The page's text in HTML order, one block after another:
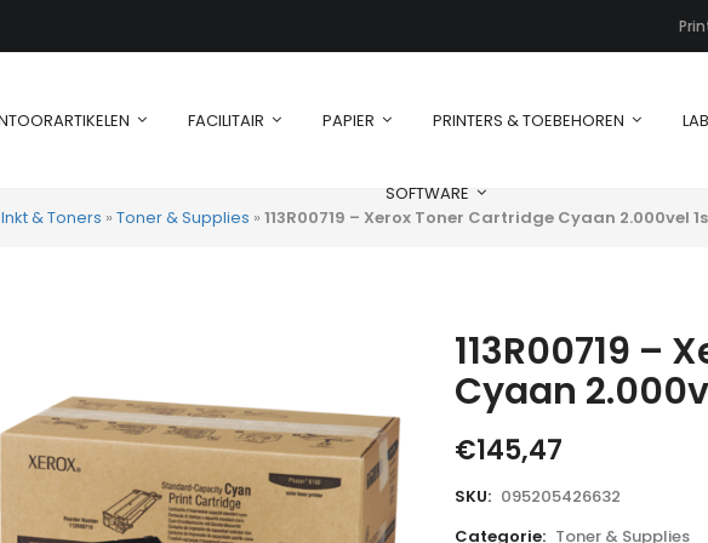
FACILITAIR PAPIER PRINTERS & TOEBEHOREN
SOFTWARE
Inkt & Toners » Toner & Supplies » 113R00719 – Xerox Toner Cartridge Cyaan 2.000vel
113R00719 –
Cyaan
€145,47
SKU: 095205426632
Categorie: Toner & Supplies